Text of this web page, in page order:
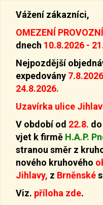
Vážení zákazníci,
OMEZENÍ
dnech 10.8.2026 -
Nejpozdější
expedovány 7.8.2026
24.8.2026.
Uzavírka ulice
V období od 22.8. do
vjet k firmě H.A.P.
stranou směr z
nového kruhového
Jihlavy, z Brněnské
Viz. příloha zde.